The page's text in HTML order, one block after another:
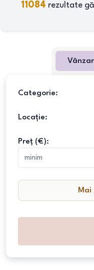
11084 rezultate
Categorie:
Locație:
Preț (€):